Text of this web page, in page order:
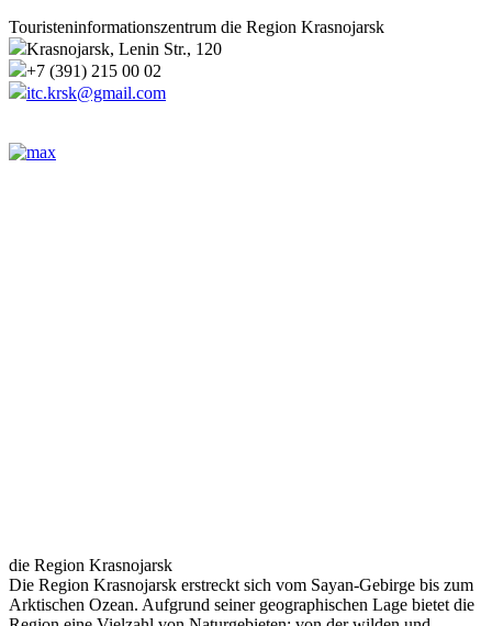
Touristeninformationszentrum die Region Krasnojarsk
Krasnojarsk, Lenin Str., 120
+7 (391) 215 00 02
itc.krsk@gmail.com
die Region Krasnojarsk
Die Region Krasnojarsk erstreckt sich vom Sayan-Gebirge bis zum
Arktischen Ozean. Aufgrund seiner geographischen Lage bietet die